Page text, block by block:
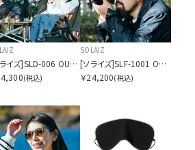
円〜
[ソライズ]SLD-006 OUTDOOR USE パリジャン 偏光モデル
(税込)
SOLAIZ
[ソライズ]SLF-1001 OUTDOOR USE フリップアップ 偏光モデル
￥24,200(税込)